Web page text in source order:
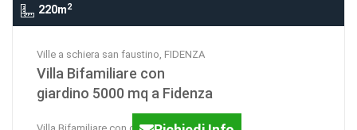
220m2
Ville a schiera san faustino, FIDENZA
Villa Bifamiliare con
giardino 5000 mq a Fidenza